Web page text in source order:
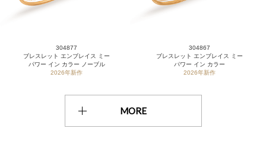
304877
ブレスレット エンブレイス ミー
パワー イン カラー ノーブル
2026年新作
304867
ブレスレット エンブレイス ミー
パワー イン カラー
2026年新作
MORE